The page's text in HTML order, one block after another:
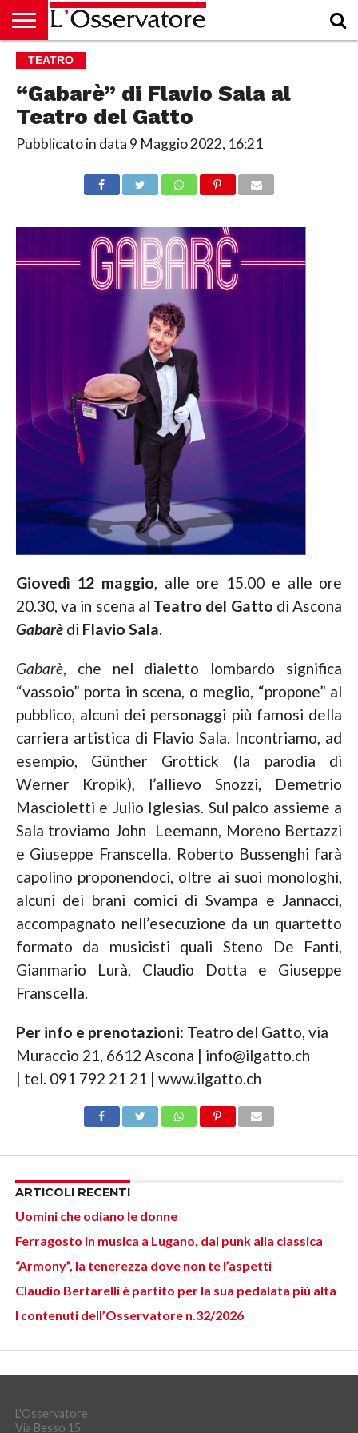
HOME
CULTURA
ECONOMIA
RUBRICHE
ARCHIVIO
PODCAST
ABBONAMENTO
CHI
ACCEDI
TEATRO
“Gabarè” di Flavio Sala al
Teatro del Gatto
Pubblicato in data 9 Maggio 2022, 16:21
Giovedì 12 maggio, alle ore 15.00 e alle ore
20.30, va in scena al Teatro del Gatto di Ascona
Gabarèdi Flavio Sala.
Gabarè, che nel dialetto lombardo significa
“vassoio” porta in scena, o meglio, “propone” al
pubblico, alcuni dei personaggi più famosi della
carriera artistica di Flavio Sala. Incontriamo, ad
esempio, Günther Grottick (la parodia di
Werner Kropik), l’allievo Snozzi, Demetrio
Mascioletti e Julio Iglesias. Sul palco assieme a
Sala troviamo John Leemann, Moreno Bertazzi
e Giuseppe Franscella. Roberto Bussenghi farà
capolino proponendoci, oltre ai suoi monologhi,
alcuni dei brani comici di Svampa e Jannacci,
accompagnato nell’esecuzione da un quartetto
formato da musicisti quali Steno De Fanti,
Gianmario Lurà, Claudio Dotta e Giuseppe
Franscella.
Per info e prenotazioni: Teatro del Gatto, via
Muraccio 21, 6612 Ascona | info@ilgatto.ch
| tel. 091 792 21 21 | www.ilgatto.ch
ARTICOLI RECENTI
Uomini che odiano le donne
Ferragosto in musica a Lugano, dal punk alla classica
“Armony”, la tenerezza dove non te l’aspetti
Claudio Bertarelli è partito per la sua pedalata più alta
I contenuti dell’Osservatore n.32/2026
L'Osservatore
Via Besso 15